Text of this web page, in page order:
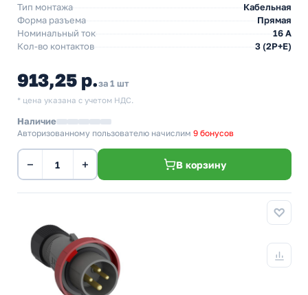
Тип монтажа
Кабельная
Форма разъема
Прямая
Номинальный ток
16 А
Кол-во контактов
3 (2P+E)
913,25 р.за 1 шт
* цена указана с учетом НДС.
Наличие
Авторизованному пользователю начислим 9 бонусов
− + В корзину